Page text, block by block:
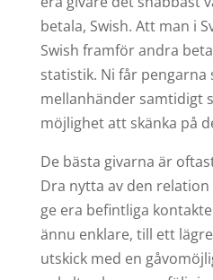
betala, Swish. Att man i
Swish framför andra
statistik. Ni får pengarna
mellanhänder samtidigt
möjlighet att skänka på
De bästa givarna är
Dra nytta av den
ge era befintliga
ännu enklare, till ett
utskick med en